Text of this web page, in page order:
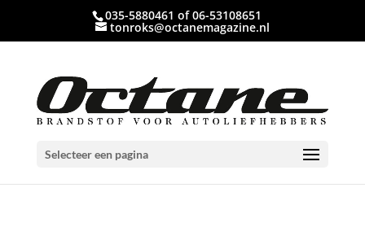
035-5880461 of 06-53108651
tonroks@octanemagazine.nl
Selecteer een pagina